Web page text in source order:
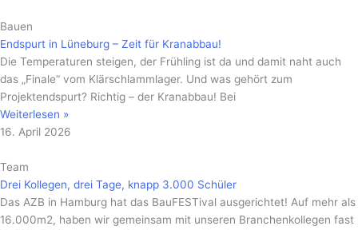
Bauen
Endspurt in Lüneburg – Zeit für Kranabbau!
Die Temperaturen steigen, der Frühling ist da und damit naht auch
das „Finale“ vom Klärschlammlager. Und was gehört zum
Projektendspurt? Richtig – der Kranabbau! Bei
Weiterlesen »
16. April 2026
Team
Drei Kollegen, drei Tage, knapp 3.000 Schüler
Das AZB in Hamburg hat das BauFESTival ausgerichtet! Auf mehr als
16.000m2, haben wir gemeinsam mit unseren Branchenkollegen fast